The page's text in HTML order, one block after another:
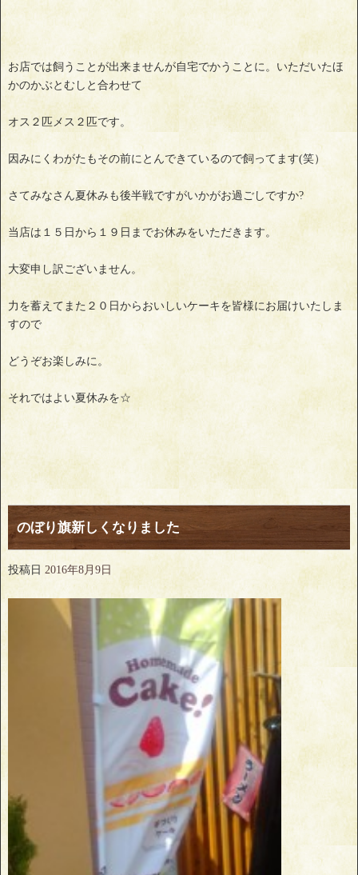
お店では飼うことが出来ませんが自宅でかうことに。いただいたほ
かのかぶとむしと合わせて
オス２匹メス２匹です。
因みにくわがたもその前にとんできているので飼ってます(笑）
さてみなさん夏休みも後半戦ですがいかがお過ごしですか?
当店は１５日から１９日までお休みをいただきます。
大変申し訳ございません。
力を蓄えてまた２０日からおいしいケーキを皆様にお届けいたしま
すので
どうぞお楽しみに。
それではよい夏休みを☆
のぼり旗新しくなりました
投稿日 2016年8月9日